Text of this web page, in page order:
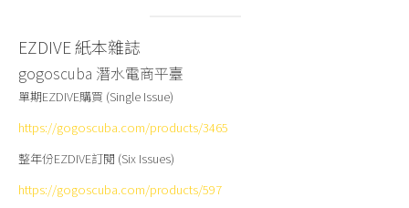
EZDIVE 紙本雜誌
gogoscuba 潛水電商平臺
單期EZDIVE購買 (Single Issue)
https://gogoscuba.com/products/3465
整年份EZDIVE訂閱 (Six Issues)
https://gogoscuba.com/products/597